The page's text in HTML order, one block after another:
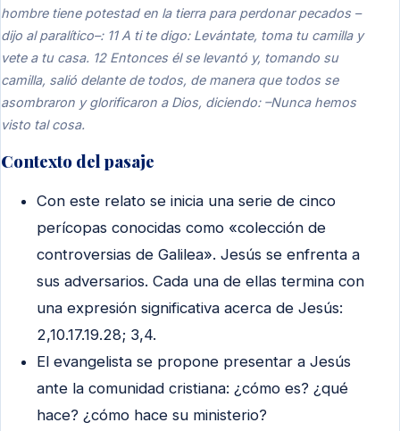
hombre tiene potestad en la tierra para perdonar pecados –
dijo al paralítico–: 11 A ti te digo: Levántate, toma tu camilla y
vete a tu casa. 12 Entonces él se levantó y, tomando su
camilla, salió delante de todos, de manera que todos se
asombraron y glorificaron a Dios, diciendo: –Nunca hemos
visto tal cosa.
Contexto del pasaje
Con este relato se inicia una serie de cinco
perícopas conocidas como «colección de
controversias de Galilea». Jesús se enfrenta a
sus adversarios. Cada una de ellas termina con
una expresión significativa acerca de Jesús:
2,10.17.19.28; 3,4.
El evangelista se propone presentar a Jesús
ante la comunidad cristiana: ¿cómo es? ¿qué
hace? ¿cómo hace su ministerio?